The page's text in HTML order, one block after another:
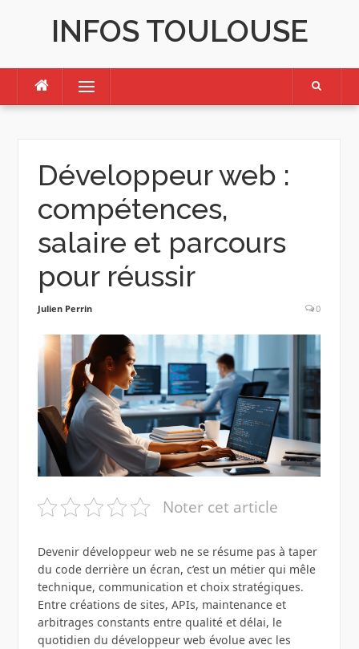
INFOS TOULOUSE
Menu
Développeur web :
compétences,
salaire et parcours
pour réussir
Julien Perrin 0
Noter cet article
Devenir développeur web ne se résume pas à taper
du code derrière un écran, c’est un métier qui mêle
technique, communication et choix stratégiques.
Entre créations de sites, APIs, maintenance et
arbitrages constants entre qualité et délai, le
quotidien du développeur web évolue avec les